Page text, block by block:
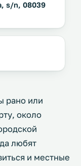
s/n, 08039
рано или
около
любят
и местные